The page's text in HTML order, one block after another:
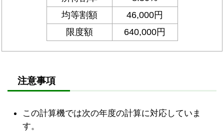
注意事項
この計算機では次の年度の計算に対応していま
す。